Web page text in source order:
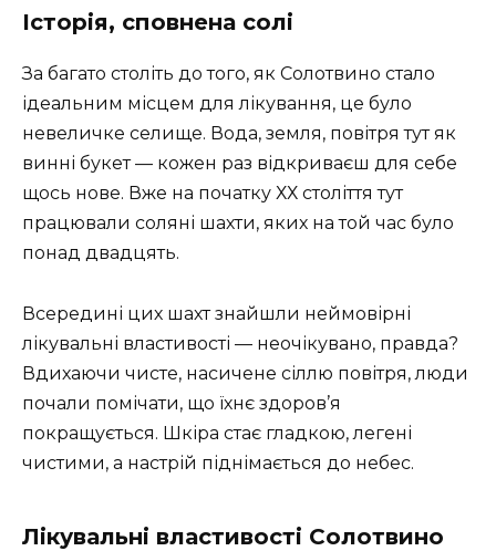
Історія, сповнена солі
За багато століть до того, як Солотвино стало
ідеальним місцем для лікування, це було
невеличке селище. Вода, земля, повітря тут як
винні букет — кожен раз відкриваєш для себе
щось нове. Вже на початку ХХ століття тут
працювали соляні шахти, яких на той час було
понад двадцять.
Всередині цих шахт знайшли неймовірні
лікувальні властивості — неочікувано, правда?
Вдихаючи чисте, насичене сіллю повітря, люди
почали помічати, що їхнє здоров’я
покращується. Шкіра стає гладкою, легені
чистими, а настрій піднімається до небес.
Лікувальні властивості Солотвино